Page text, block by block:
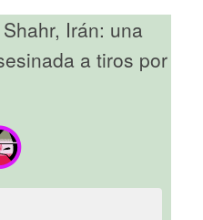
Irán: una
a tiros por